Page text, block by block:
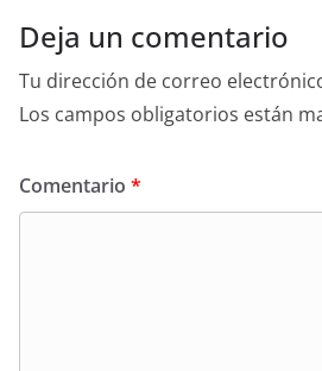
Deja un comentario
Tu dirección de correo
Los campos obligatorios están
Comentario *